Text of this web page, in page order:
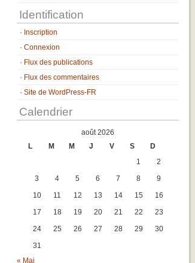
Identification
Inscription
Connexion
Flux des publications
Flux des commentaires
Site de WordPress-FR
Calendrier
août 2026
L
M M J V S
D
1
2
3
4 5 6 7 8
9
10
11 12 13 14 15
16
17
18 19 20 21 22
23
24
25 26 27 28 29
30
31
« Mai